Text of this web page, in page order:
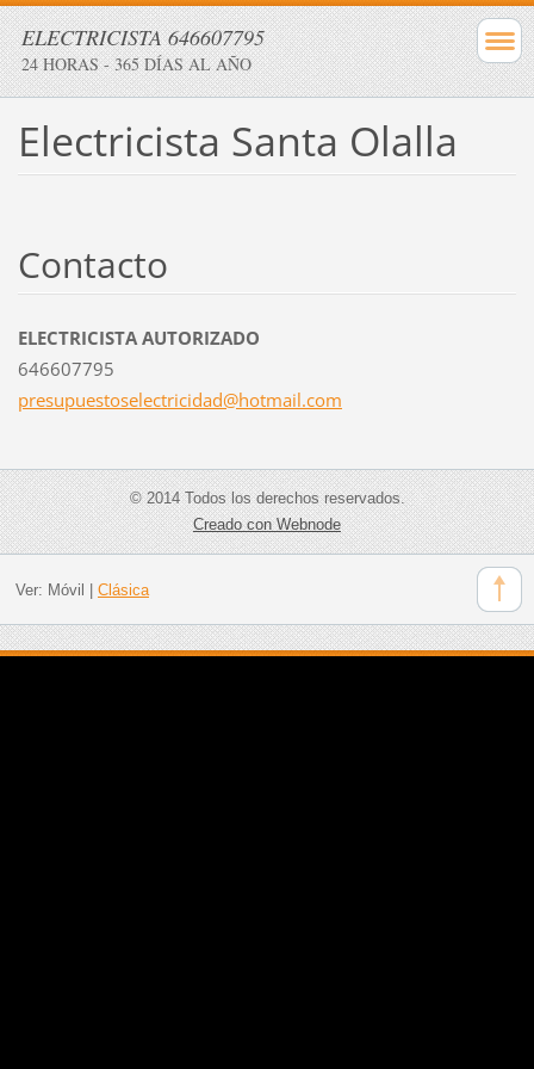
ELECTRICISTA 646607795
24 HORAS - 365 DÍAS AL AÑO
Electricista Santa Olalla
Contacto
ELECTRICISTA AUTORIZADO
646607795
presupuestoselectricidad@hotmail.com
© 2014 Todos los derechos reservados.
Creado con Webnode
Ver: Móvil Clásica